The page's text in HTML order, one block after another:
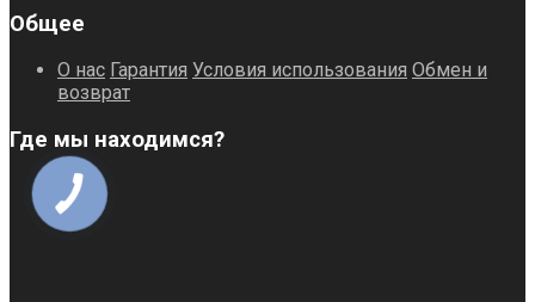
Общее
О нас Гарантия Условия использования Обмен и
возврат
Где мы находимся?